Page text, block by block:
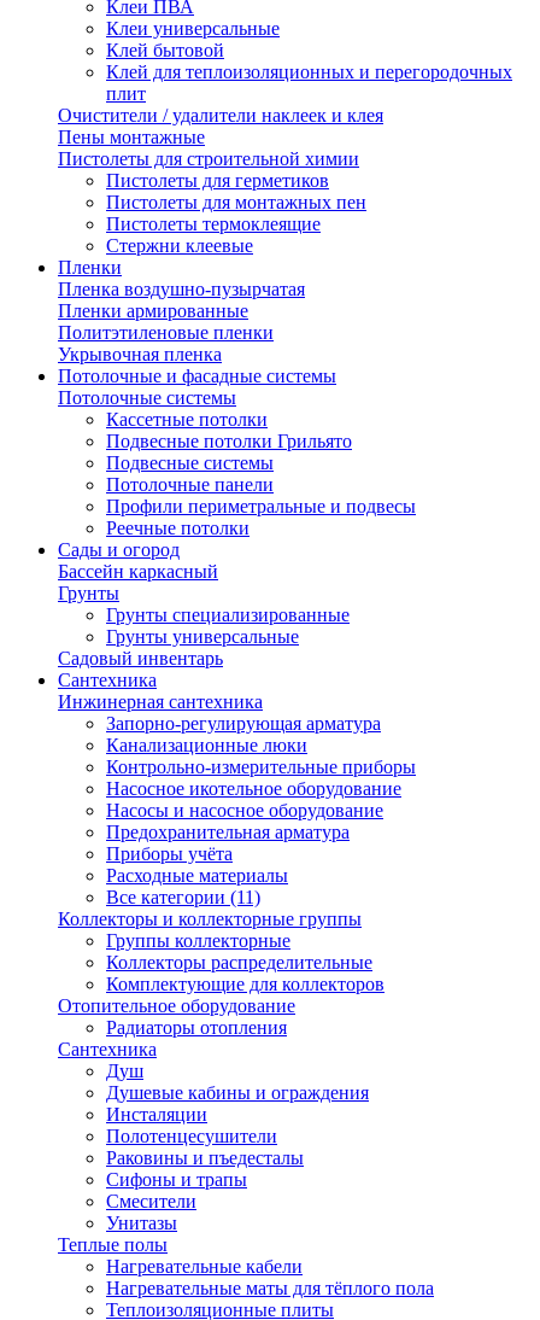
Клеи ПВА
Клеи универсальные
Клей бытовой
Клей для теплоизоляционных и перегородочных
плит
Очистители / удалители наклеек и клея
Пены монтажные
Пистолеты для строительной химии
Пистолеты для герметиков
Пистолеты для монтажных пен
Пистолеты термоклеящие
Стержни клеевые
Пленки
Пленка воздушно-пузырчатая
Пленки армированные
Политэтиленовые пленки
Укрывочная пленка
Потолочные и фасадные системы
Потолочные системы
Кассетные потолки
Подвесные потолки Грильято
Подвесные системы
Потолочные панели
Профили периметральные и подвесы
Реечные потолки
Сады и огород
Бассейн каркасный
Грунты
Грунты специализированные
Грунты универсальные
Садовый инвентарь
Сантехника
Инжинерная сантехника
Запорно-регулирующая арматура
Канализационные люки
Контрольно-измерительные приборы
Насосное икотельное оборудование
Насосы и насосное оборудование
Предохранительная арматура
Приборы учёта
Расходные материалы
Все категории (11)
Коллекторы и коллекторные группы
Группы коллекторные
Коллекторы распределительные
Комплектующие для коллекторов
Отопительное оборудование
Радиаторы отопления
Сантехника
Душ
Душевые кабины и ограждения
Инсталяции
Полотенцесушители
Раковины и пъедесталы
Сифоны и трапы
Смесители
Унитазы
Теплые полы
Нагревательные кабели
Нагревательные маты для тёплого пола
Теплоизоляционные плиты